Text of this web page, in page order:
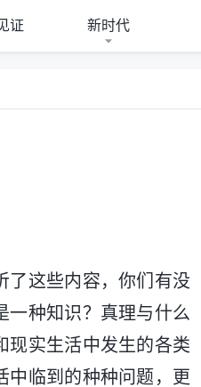
证 新时代
了这些内容，你们有没
一种知识？真理与什么
现实生活中发生的各类
中临到的种种问题，更